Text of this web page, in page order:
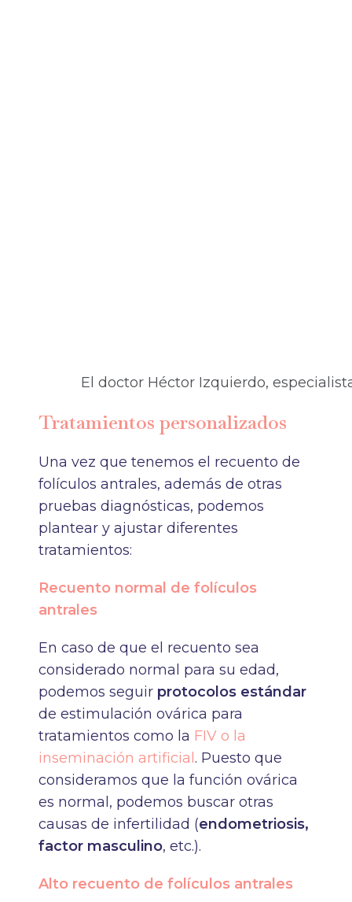
El doctor Héctor Izquierdo,
Tratamientos personalizados
Una vez que tenemos el recuento de
folículos antrales, además de otras
pruebas diagnósticas, podemos
plantear y ajustar diferentes
tratamientos:
Recuento normal de folículos
antrales
En caso de que el recuento sea
considerado normal para su edad,
podemos seguir protocolos estándar
de estimulación ovárica para
tratamientos como la FIV o la
inseminación artificial . Puesto que
consideramos que la función ovárica
es normal, podemos buscar otras
causas de infertilidad (endometriosis,
factor masculino, etc.).
Alto recuento de folículos antrales